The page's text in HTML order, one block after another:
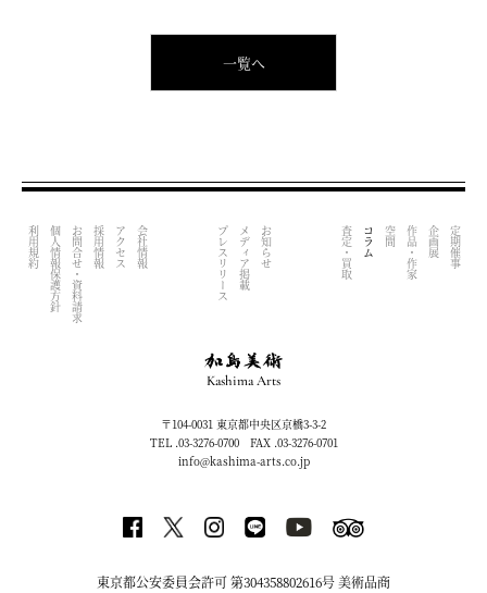
一覧へ
定期催事
企画展
作品・作家
空間
コラム
査定・買取
お知らせ
メディア掲載
プレスリリース
会社情報
アクセス
採用情報
お問合せ・資料請求
個人情報保護方針
利用規約
Kashima Arts
〒104-0031 東京都中央区京橋3-3-2
TEL .03-3276-0700 FAX .03-3276-0701
info@kashima-arts.co.jp
東京都公安委員会許可 第304358802616号 美術品商